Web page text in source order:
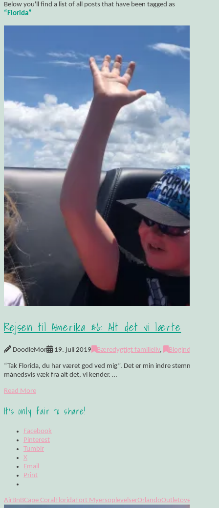
Below you'll find a list of all posts that have been tagged as
“Florida”
Rejsen til Amerika #6: Alt det vi lærte
DoodleMor 19. juli 2019 Bæredygtigt familieliv, Blogindlæg
“Tak Florida, du har været god ved mig”. Det er min indre stemme, der
månedsvis væk fra alt det, vi kender. …
Read More
It's only fair to share!
Facebook
Pinterest
Tumblr
X
Email
Print
AirBnBCape Coral FloridaFort MyersoplevelserOrlandoOutletovernatning